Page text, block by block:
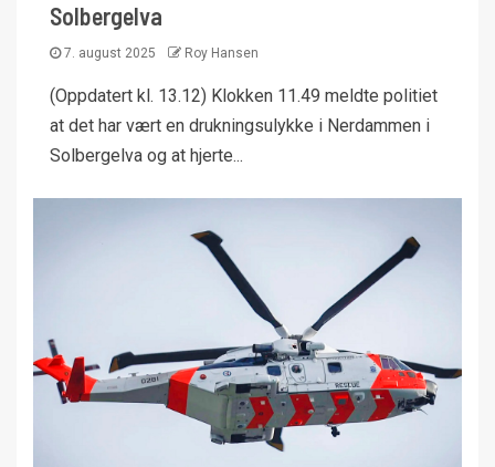
Solbergelva
7. august 2025 Roy Hansen
(Oppdatert kl. 13.12) Klokken 11.49 meldte politiet
at det har vært en drukningsulykke i Nerdammen i
Solbergelva og at hjerte...